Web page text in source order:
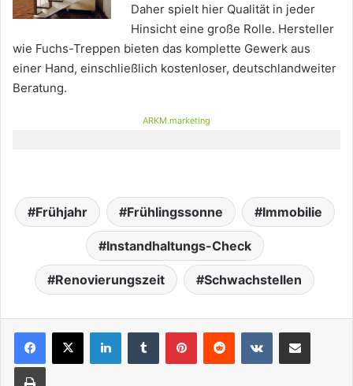
Daher spielt hier Qualität in jeder
Hinsicht eine große Rolle. Hersteller
wie Fuchs-Treppen bieten das komplette Gewerk aus
einer Hand, einschließlich kostenloser, deutschlandweiter
Beratung.
ARKM.marketing
Frühjahr Frühlingssonne Immobilie
Instandhaltungs-Check
Renovierungszeit Schwachstellen